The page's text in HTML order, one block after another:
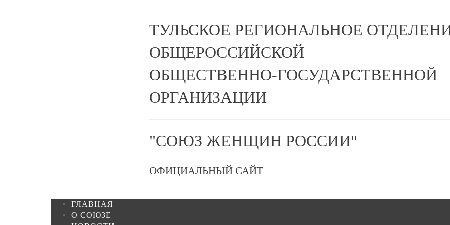
ТУЛЬСКОЕ РЕГИОНАЛЬНОЕ
ОБЩЕРОССИЙСКОЙ
ОБЩЕСТВЕННО-ГОСУДАРСТВЕННОЙ
ОРГАНИЗАЦИИ
"СОЮЗ ЖЕНЩИН РОССИИ"
ОФИЦИАЛЬНЫЙ САЙТ
ГЛАВНАЯ
О СОЮЗЕ